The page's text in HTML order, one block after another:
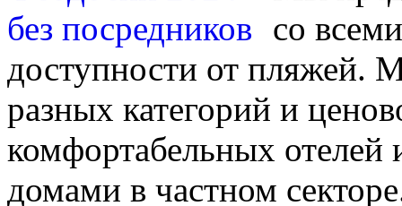
со
доступности от пляжей.
разных категорий и
комфортабельных отелей
домами в частном